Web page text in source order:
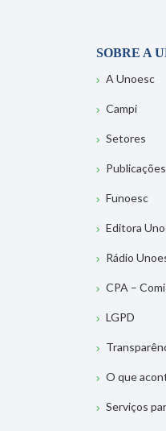
SOBRE A
A Unoesc
Campi
Setores
Funoesc
Editora
Rádio
CPA –
LGPD
O que
Serviços